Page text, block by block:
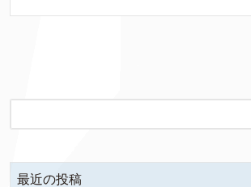
最近の投稿